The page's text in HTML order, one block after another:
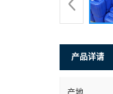
产品详请